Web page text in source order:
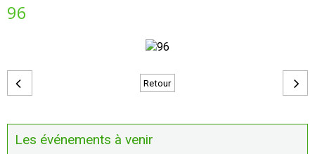
96
Retour
Les événements à venir